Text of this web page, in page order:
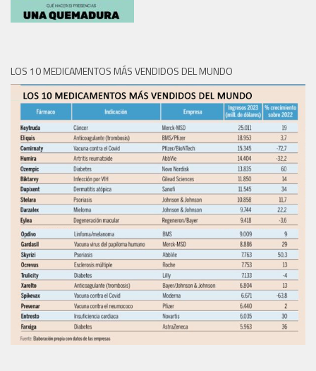
LOS 10 MEDICAMENTOS MÁS VENDIDOS DEL MUNDO